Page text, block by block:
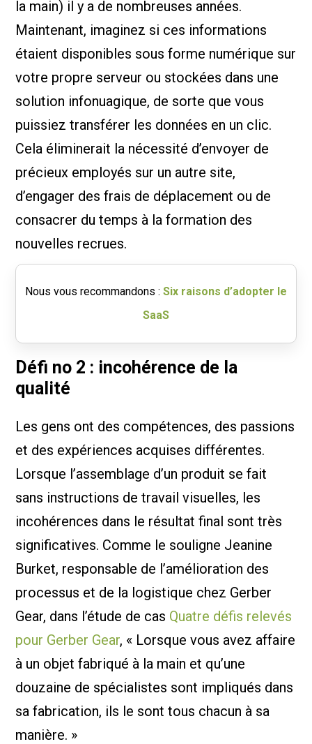
la main) il y a de nombreuses années.
Maintenant, imaginez si ces informations
étaient disponibles sous forme numérique sur
votre propre serveur ou stockées dans une
solution infonuagique, de sorte que vous
puissiez transférer les données en un clic.
Cela éliminerait la nécessité d’envoyer de
précieux employés sur un autre site,
d’engager des frais de déplacement ou de
consacrer du temps à la formation des
nouvelles recrues.
Nous vous recommandons : Six raisons d’adopter le
SaaS
Défi no 2 : incohérence de la
qualité
Les gens ont des compétences, des passions
et des expériences acquises différentes.
Lorsque l’assemblage d’un produit se fait
sans instructions de travail visuelles, les
incohérences dans le résultat final sont très
significatives. Comme le souligne Jeanine
Burket, responsable de l’amélioration des
processus et de la logistique chez Gerber
Gear, dans l’étude de cas Quatre défis relevés
pour Gerber Gear, « Lorsque vous avez affaire
à un objet fabriqué à la main et qu’une
douzaine de spécialistes sont impliqués dans
sa fabrication, ils le sont tous chacun à sa
manière. »